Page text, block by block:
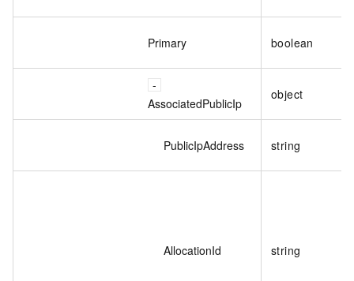
Primary boolean
AssociatedPublicIp
object
PublicIpAddress string
AllocationId string